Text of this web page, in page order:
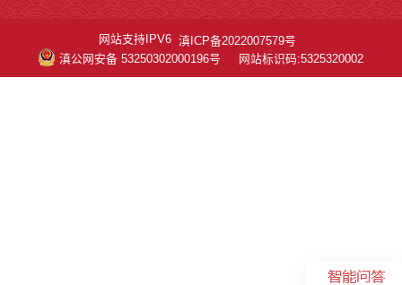
网站支持IPV6 滇ICP备2022007579号
滇公网安备 53250302000196号
网站标识码:5325320002